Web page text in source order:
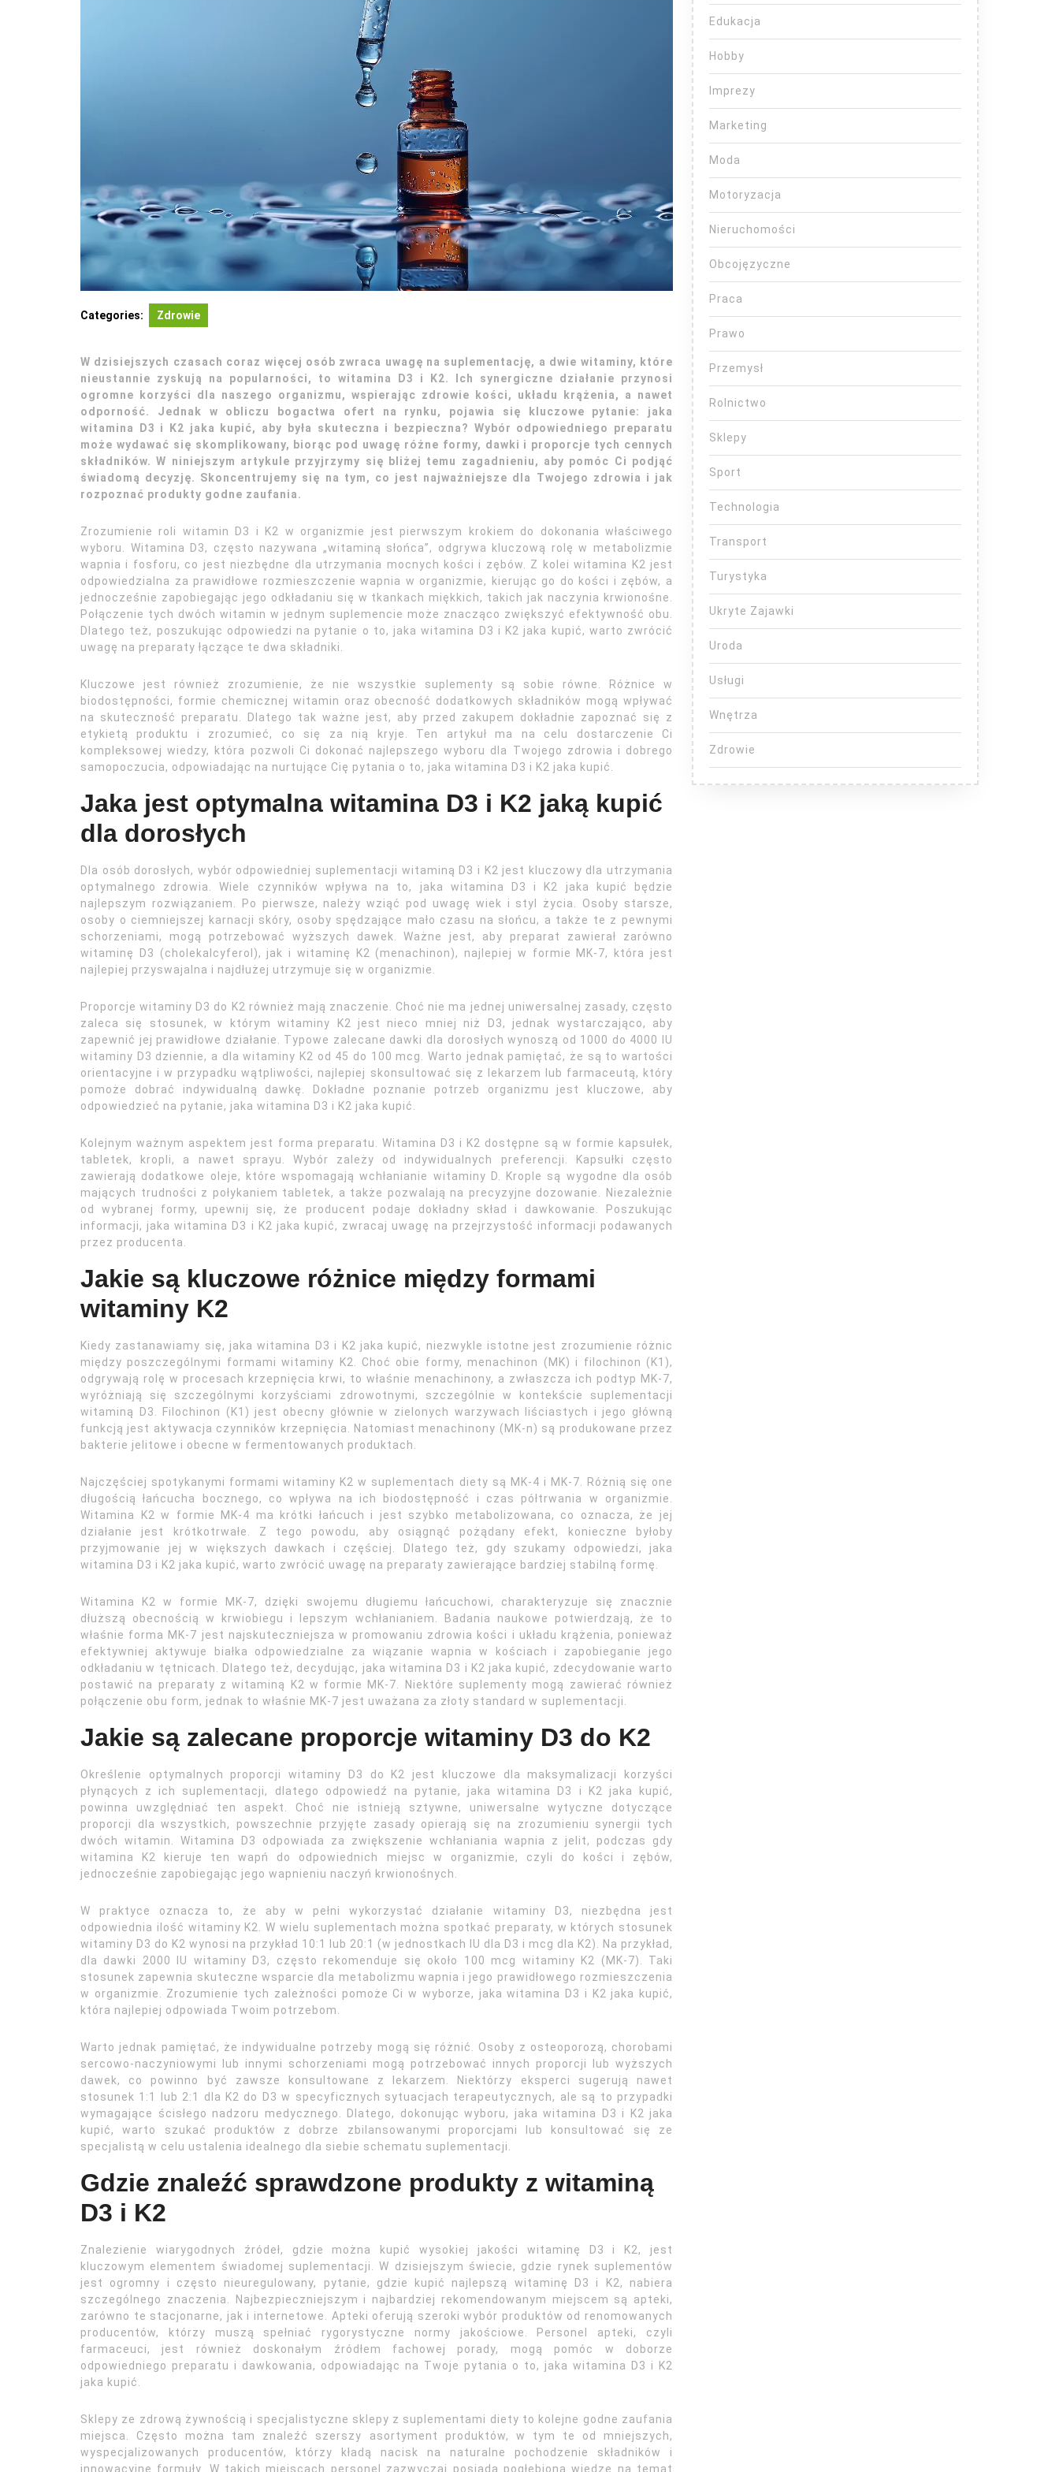
Categories: Zdrowie
W dzisiejszych czasach coraz więcej osób zwraca uwagę na suplementację, a dwie witaminy, które
nieustannie zyskują na popularności, to witamina D3 i K2. Ich synergiczne działanie przynosi
ogromne korzyści dla naszego organizmu, wspierając zdrowie kości, układu krążenia, a nawet
odporność. Jednak w obliczu bogactwa ofert na rynku, pojawia się kluczowe pytanie: jaka
witamina D3 i K2 jaka kupić, aby była skuteczna i bezpieczna? Wybór odpowiedniego preparatu
może wydawać się skomplikowany, biorąc pod uwagę różne formy, dawki i proporcje tych cennych
składników. W niniejszym artykule przyjrzymy się bliżej temu zagadnieniu, aby pomóc Ci podjąć
świadomą decyzję. Skoncentrujemy się na tym, co jest najważniejsze dla Twojego zdrowia i jak
rozpoznać produkty godne zaufania.
Zrozumienie roli witamin D3 i K2 w organizmie jest pierwszym krokiem do dokonania właściwego
wyboru. Witamina D3, często nazywana „witaminą słońca”, odgrywa kluczową rolę w metabolizmie
wapnia i fosforu, co jest niezbędne dla utrzymania mocnych kości i zębów. Z kolei witamina K2 jest
odpowiedzialna za prawidłowe rozmieszczenie wapnia w organizmie, kierując go do kości i zębów, a
jednocześnie zapobiegając jego odkładaniu się w tkankach miękkich, takich jak naczynia krwionośne.
Połączenie tych dwóch witamin w jednym suplemencie może znacząco zwiększyć efektywność obu.
Dlatego też, poszukując odpowiedzi na pytanie o to, jaka witamina D3 i K2 jaka kupić, warto zwrócić
uwagę na preparaty łączące te dwa składniki.
Kluczowe jest również zrozumienie, że nie wszystkie suplementy są sobie równe. Różnice w
biodostępności, formie chemicznej witamin oraz obecność dodatkowych składników mogą wpływać
na skuteczność preparatu. Dlatego tak ważne jest, aby przed zakupem dokładnie zapoznać się z
etykietą produktu i zrozumieć, co się za nią kryje. Ten artykuł ma na celu dostarczenie Ci
kompleksowej wiedzy, która pozwoli Ci dokonać najlepszego wyboru dla Twojego zdrowia i dobrego
samopoczucia, odpowiadając na nurtujące Cię pytania o to, jaka witamina D3 i K2 jaka kupić.
Jaka jest optymalna witamina D3 i K2 jaką kupić
dla dorosłych
Dla osób dorosłych, wybór odpowiedniej suplementacji witaminą D3 i K2 jest kluczowy dla utrzymania
optymalnego zdrowia. Wiele czynników wpływa na to, jaka witamina D3 i K2 jaka kupić będzie
najlepszym rozwiązaniem. Po pierwsze, należy wziąć pod uwagę wiek i styl życia. Osoby starsze,
osoby o ciemniejszej karnacji skóry, osoby spędzające mało czasu na słońcu, a także te z pewnymi
schorzeniami, mogą potrzebować wyższych dawek. Ważne jest, aby preparat zawierał zarówno
witaminę D3 (cholekalcyferol), jak i witaminę K2 (menachinon), najlepiej w formie MK-7, która jest
najlepiej przyswajalna i najdłużej utrzymuje się w organizmie.
Proporcje witaminy D3 do K2 również mają znaczenie. Choć nie ma jednej uniwersalnej zasady, często
zaleca się stosunek, w którym witaminy K2 jest nieco mniej niż D3, jednak wystarczająco, aby
zapewnić jej prawidłowe działanie. Typowe zalecane dawki dla dorosłych wynoszą od 1000 do 4000 IU
witaminy D3 dziennie, a dla witaminy K2 od 45 do 100 mcg. Warto jednak pamiętać, że są to wartości
orientacyjne i w przypadku wątpliwości, najlepiej skonsultować się z lekarzem lub farmaceutą, który
pomoże dobrać indywidualną dawkę. Dokładne poznanie potrzeb organizmu jest kluczowe, aby
odpowiedzieć na pytanie, jaka witamina D3 i K2 jaka kupić.
Kolejnym ważnym aspektem jest forma preparatu. Witamina D3 i K2 dostępne są w formie kapsułek,
tabletek, kropli, a nawet sprayu. Wybór zależy od indywidualnych preferencji. Kapsułki często
zawierają dodatkowe oleje, które wspomagają wchłanianie witaminy D. Krople są wygodne dla osób
mających trudności z połykaniem tabletek, a także pozwalają na precyzyjne dozowanie. Niezależnie
od wybranej formy, upewnij się, że producent podaje dokładny skład i dawkowanie. Poszukując
informacji, jaka witamina D3 i K2 jaka kupić, zwracaj uwagę na przejrzystość informacji podawanych
przez producenta.
Jakie są kluczowe różnice między formami
witaminy K2
Kiedy zastanawiamy się, jaka witamina D3 i K2 jaka kupić, niezwykle istotne jest zrozumienie różnic
między poszczególnymi formami witaminy K2. Choć obie formy, menachinon (MK) i filochinon (K1),
odgrywają rolę w procesach krzepnięcia krwi, to właśnie menachinony, a zwłaszcza ich podtyp MK-7,
wyróżniają się szczególnymi korzyściami zdrowotnymi, szczególnie w kontekście suplementacji
witaminą D3. Filochinon (K1) jest obecny głównie w zielonych warzywach liściastych i jego główną
funkcją jest aktywacja czynników krzepnięcia. Natomiast menachinony (MK-n) są produkowane przez
bakterie jelitowe i obecne w fermentowanych produktach.
Najczęściej spotykanymi formami witaminy K2 w suplementach diety są MK-4 i MK-7. Różnią się one
długością łańcucha bocznego, co wpływa na ich biodostępność i czas półtrwania w organizmie.
Witamina K2 w formie MK-4 ma krótki łańcuch i jest szybko metabolizowana, co oznacza, że jej
działanie jest krótkotrwałe. Z tego powodu, aby osiągnąć pożądany efekt, konieczne byłoby
przyjmowanie jej w większych dawkach i częściej. Dlatego też, gdy szukamy odpowiedzi, jaka
witamina D3 i K2 jaka kupić, warto zwrócić uwagę na preparaty zawierające bardziej stabilną formę.
Witamina K2 w formie MK-7, dzięki swojemu długiemu łańcuchowi, charakteryzuje się znacznie
dłuższą obecnością w krwiobiegu i lepszym wchłanianiem. Badania naukowe potwierdzają, że to
właśnie forma MK-7 jest najskuteczniejsza w promowaniu zdrowia kości i układu krążenia, ponieważ
efektywniej aktywuje białka odpowiedzialne za wiązanie wapnia w kościach i zapobieganie jego
odkładaniu w tętnicach. Dlatego też, decydując, jaka witamina D3 i K2 jaka kupić, zdecydowanie warto
postawić na preparaty z witaminą K2 w formie MK-7. Niektóre suplementy mogą zawierać również
połączenie obu form, jednak to właśnie MK-7 jest uważana za złoty standard w suplementacji.
Jakie są zalecane proporcje witaminy D3 do K2
Określenie optymalnych proporcji witaminy D3 do K2 jest kluczowe dla maksymalizacji korzyści
płynących z ich suplementacji, dlatego odpowiedź na pytanie, jaka witamina D3 i K2 jaka kupić,
powinna uwzględniać ten aspekt. Choć nie istnieją sztywne, uniwersalne wytyczne dotyczące
proporcji dla wszystkich, powszechnie przyjęte zasady opierają się na zrozumieniu synergii tych
dwóch witamin. Witamina D3 odpowiada za zwiększenie wchłaniania wapnia z jelit, podczas gdy
witamina K2 kieruje ten wapń do odpowiednich miejsc w organizmie, czyli do kości i zębów,
jednocześnie zapobiegając jego wapnieniu naczyń krwionośnych.
W praktyce oznacza to, że aby w pełni wykorzystać działanie witaminy D3, niezbędna jest
odpowiednia ilość witaminy K2. W wielu suplementach można spotkać preparaty, w których stosunek
witaminy D3 do K2 wynosi na przykład 10:1 lub 20:1 (w jednostkach IU dla D3 i mcg dla K2). Na przykład,
dla dawki 2000 IU witaminy D3, często rekomenduje się około 100 mcg witaminy K2 (MK-7). Taki
stosunek zapewnia skuteczne wsparcie dla metabolizmu wapnia i jego prawidłowego rozmieszczenia
w organizmie. Zrozumienie tych zależności pomoże Ci w wyborze, jaka witamina D3 i K2 jaka kupić,
która najlepiej odpowiada Twoim potrzebom.
Warto jednak pamiętać, że indywidualne potrzeby mogą się różnić. Osoby z osteoporozą, chorobami
sercowo-naczyniowymi lub innymi schorzeniami mogą potrzebować innych proporcji lub wyższych
dawek, co powinno być zawsze konsultowane z lekarzem. Niektórzy eksperci sugerują nawet
stosunek 1:1 lub 2:1 dla K2 do D3 w specyficznych sytuacjach terapeutycznych, ale są to przypadki
wymagające ścisłego nadzoru medycznego. Dlatego, dokonując wyboru, jaka witamina D3 i K2 jaka
kupić, warto szukać produktów z dobrze zbilansowanymi proporcjami lub konsultować się ze
specjalistą w celu ustalenia idealnego dla siebie schematu suplementacji.
Gdzie znaleźć sprawdzone produkty z witaminą
D3 i K2
Znalezienie wiarygodnych źródeł, gdzie można kupić wysokiej jakości witaminę D3 i K2, jest
kluczowym elementem świadomej suplementacji. W dzisiejszym świecie, gdzie rynek suplementów
jest ogromny i często nieuregulowany, pytanie, gdzie kupić najlepszą witaminę D3 i K2, nabiera
szczególnego znaczenia. Najbezpieczniejszym i najbardziej rekomendowanym miejscem są apteki,
zarówno te stacjonarne, jak i internetowe. Apteki oferują szeroki wybór produktów od renomowanych
producentów, którzy muszą spełniać rygorystyczne normy jakościowe. Personel apteki, czyli
farmaceuci, jest również doskonałym źródłem fachowej porady, mogą pomóc w doborze
odpowiedniego preparatu i dawkowania, odpowiadając na Twoje pytania o to, jaka witamina D3 i K2
jaka kupić.
Sklepy ze zdrową żywnością i specjalistyczne sklepy z suplementami diety to kolejne godne zaufania
miejsca. Często można tam znaleźć szerszy asortyment produktów, w tym te od mniejszych,
wyspecjalizowanych producentów, którzy kładą nacisk na naturalne pochodzenie składników i
innowacyjne formuły. W takich miejscach personel zazwyczaj posiada pogłębioną wiedzę na temat
Edukacja
Hobby
Imprezy
Marketing
Moda
Motoryzacja
Nieruchomości
Obcojęzyczne
Praca
Prawo
Przemysł
Rolnictwo
Sklepy
Sport
Technologia
Transport
Turystyka
Ukryte Zajawki
Uroda
Usługi
Wnętrza
Zdrowie